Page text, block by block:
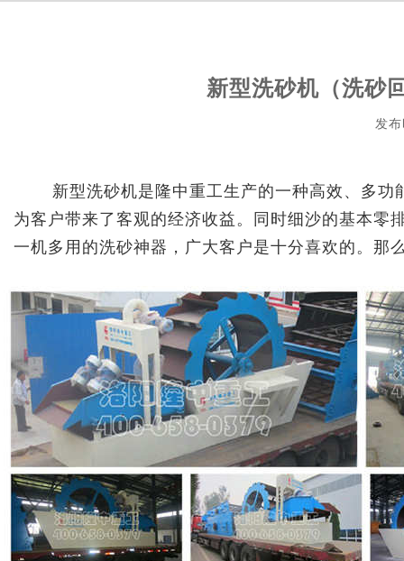
新型洗砂机（洗砂
发
新型洗砂机是隆中重工生产的一种高效、多功
为客户带来了客观的经济收益。同时细沙的基本零
一机多用的洗砂神器，广大客户是十分喜欢的。那